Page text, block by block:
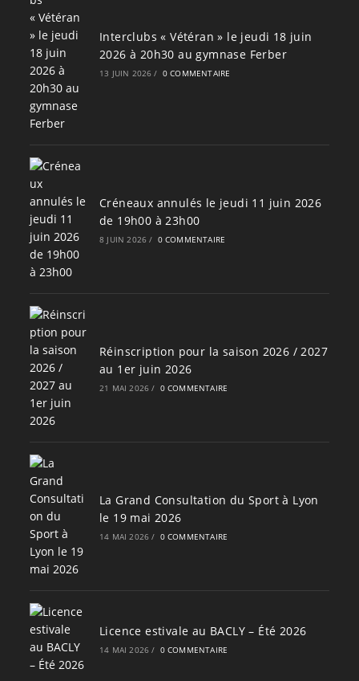
Interclubs « Vétéran » le jeudi 18 juin
2026 à 20h30 au gymnase Ferber
13 JUIN 2026 / 0 COMMENTAIRE
Créneaux annulés le jeudi 11 juin 2026
de 19h00 à 23h00
8 JUIN 2026 / 0 COMMENTAIRE
Réinscription pour la saison 2026 / 2027
au 1er juin 2026
21 MAI 2026 / 0 COMMENTAIRE
La Grand Consultation du Sport à Lyon
le 19 mai 2026
14 MAI 2026 / 0 COMMENTAIRE
Licence estivale au BACLY – Été 2026
14 MAI 2026 / 0 COMMENTAIRE